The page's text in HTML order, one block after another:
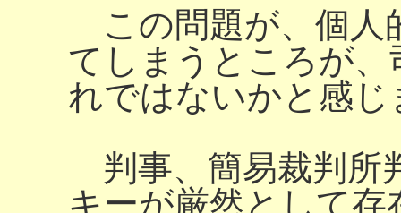
この問題が、個人
てしまうところが
れではないかと感じ
判事、簡易裁判所
キーが厳然として